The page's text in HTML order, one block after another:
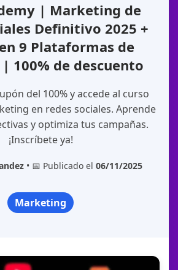
| Marketing de
Definitivo 2025 +
9 Plataformas de
100% de descuento
del 100% y accede al curso
en redes sociales. Aprende
y optimiza tus campañas.
¡Inscríbete ya!
• 📅 Publicado el 06/11/2025
Marketing